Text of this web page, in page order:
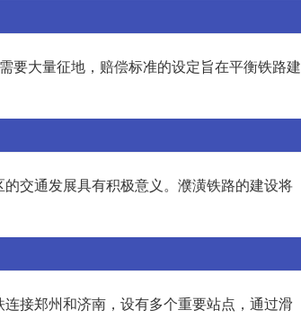
要大量征地，赔偿标准的设定旨在平衡铁路建
交通发展具有积极意义。濮潢铁路的建设将
接郑州和济南，设有多个重要站点，通过滑